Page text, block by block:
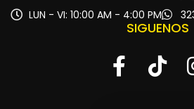
LUN - VI: 10:00 AM - 4:00 PM
SIGUENOS